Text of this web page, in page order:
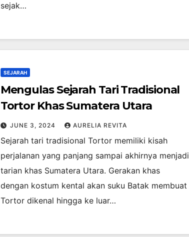
sejak…
SEJARAH
Mengulas Sejarah Tari Tradisional
Tortor Khas Sumatera Utara
JUNE 3, 2024 AURELIA REVITA
Sejarah tari tradisional Tortor memiliki kisah
perjalanan yang panjang sampai akhirnya menjadi
tarian khas Sumatera Utara. Gerakan khas
dengan kostum kental akan suku Batak membuat
Tortor dikenal hingga ke luar…